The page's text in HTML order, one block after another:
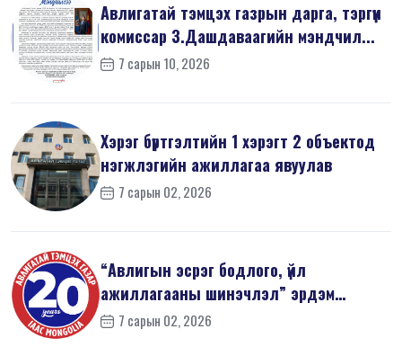
Авлигатай тэмцэх газрын дарга, тэргүүн
комиссар З.Дашдаваагийн мэндчил...
7 сарын 10, 2026
Хэрэг бүртгэлтийн 1 хэрэгт 2 объектод
нэгжлэгийн ажиллагаа явуулав
7 сарын 02, 2026
“Авлигын эсрэг бодлого, үйл
ажиллагааны шинэчлэл” эрдэм
шинжилгээний б...
7 сарын 02, 2026